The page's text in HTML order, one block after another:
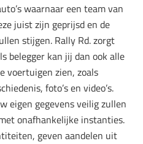
waarnaar een team van
juist zijn geprijsd en de
stijgen. Rally Rd. zorgt
belegger kan jij dan ook alle
voertuigen zien, zoals
foto’s en video’s.
eigen gegevens veilig zullen
onafhankelijke instanties.
geven aandelen uit